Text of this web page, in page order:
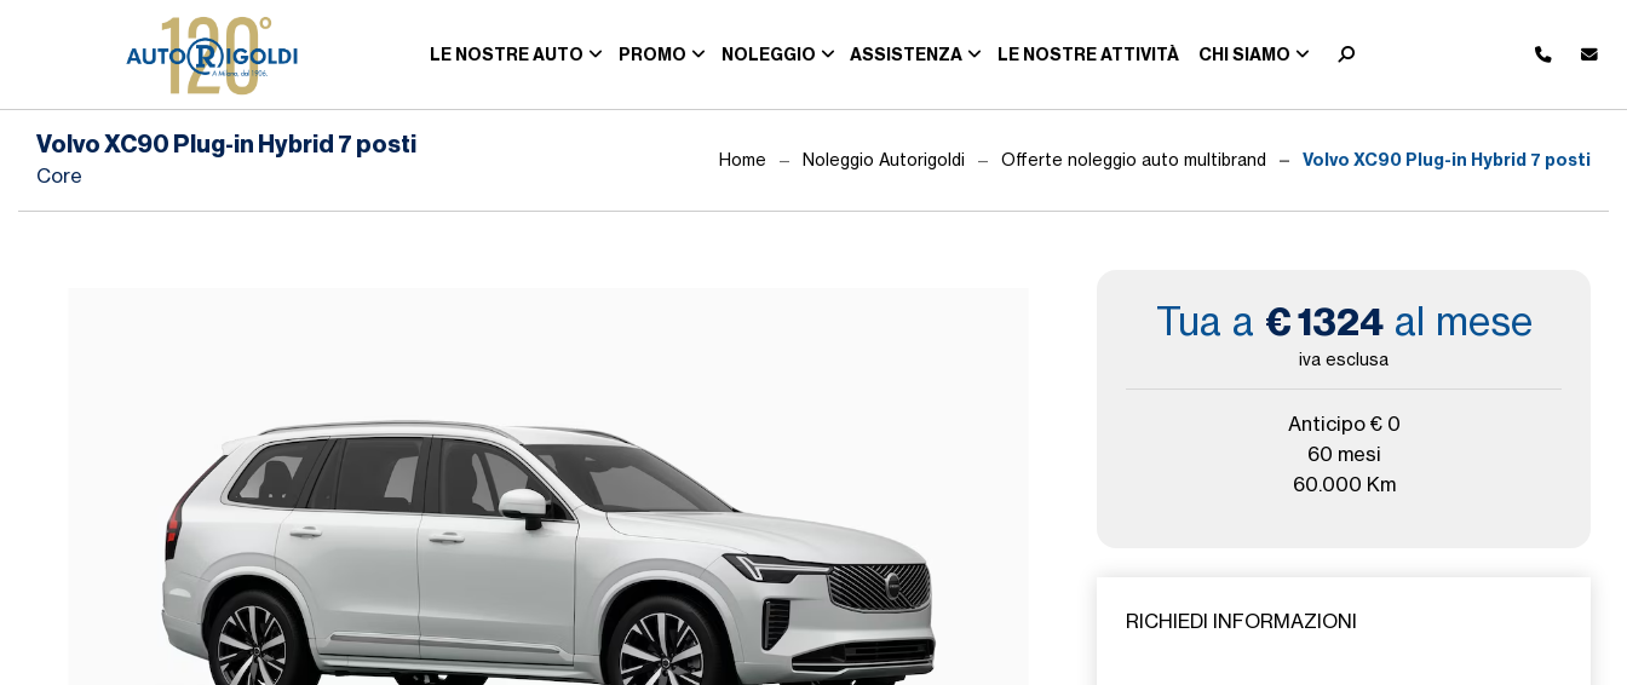
LE NOSTRE AUTO PROMO NOLEGGIO ASSISTENZA LE NOSTRE ATTIVITÀ CHI SIAMO
Volvo XC90 Plug-in Hybrid 7 posti
Core
Home Noleggio Autorigoldi Offerte noleggio auto multibrand Volvo XC90 Plug-in Hybrid 7 posti
Tua a € 1324al mese
iva esclusa
Anticipo € 0
60 mesi
60.000 Km
RICHIEDI INFORMAZIONI